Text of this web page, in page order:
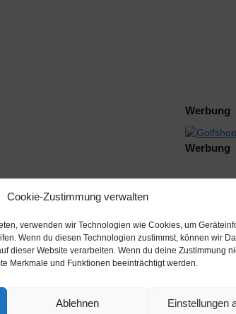
Cookie-Zustimmung verwalten
verwenden wir Technologien wie Cookies, um
Wenn du diesen Technologien zustimmst, können wir
dieser Website verarbeiten. Wenn du deine Zustimmung
Merkmale und Funktionen beeinträchtigt werden.
Ablehnen Einstellungen
Werbung
Werbung